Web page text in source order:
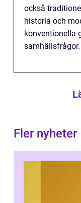
också
historia och
konventionella
samhällsfrågor.
Fler nyheter